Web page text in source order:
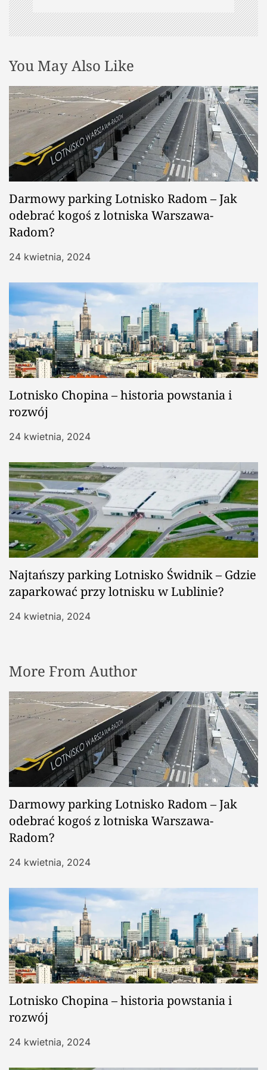
You May Also Like
Darmowy parking Lotnisko Radom – Jak
odebrać kogoś z lotniska Warszawa-
Radom?
24 kwietnia, 2024
Lotnisko Chopina – historia powstania i
rozwój
24 kwietnia, 2024
Najtańszy parking Lotnisko Świdnik – Gdzie
zaparkować przy lotnisku w Lublinie?
24 kwietnia, 2024
More From Author
Darmowy parking Lotnisko Radom – Jak
odebrać kogoś z lotniska Warszawa-
Radom?
24 kwietnia, 2024
Lotnisko Chopina – historia powstania i
rozwój
24 kwietnia, 2024